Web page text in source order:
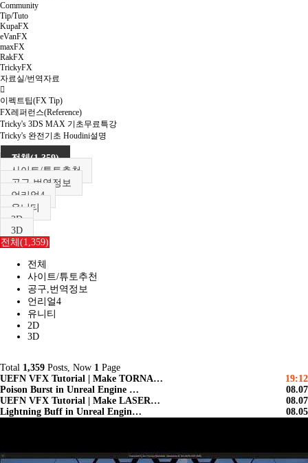
Community
Tip/Tuto
KupaFX
eVanFX
maxFX
RakFX
TrickyFX
자료실/번역자료
이펙트팁(FX Tip)
FX레퍼런스(Reference)
Tricky's 3DS MAX 기초무료특강
Tricky's 완전기초 Houdini설명
전체(1,359)
사이트/튜토추천
공구,번역정보
언리얼4
유니티
2D
3D
전체(1,359)
전체
사이트/튜토추천
공구,번역정보
언리얼4
유니티
2D
3D
Total 1,359 Posts, Now 1 Page
19:12
UEFN VFX Tutorial | Make TORNA…
08.07
Poison Burst in Unreal Engine …
08.07
UEFN VFX Tutorial | Make LASER…
08.05
Lightning Buff in Unreal Engin…